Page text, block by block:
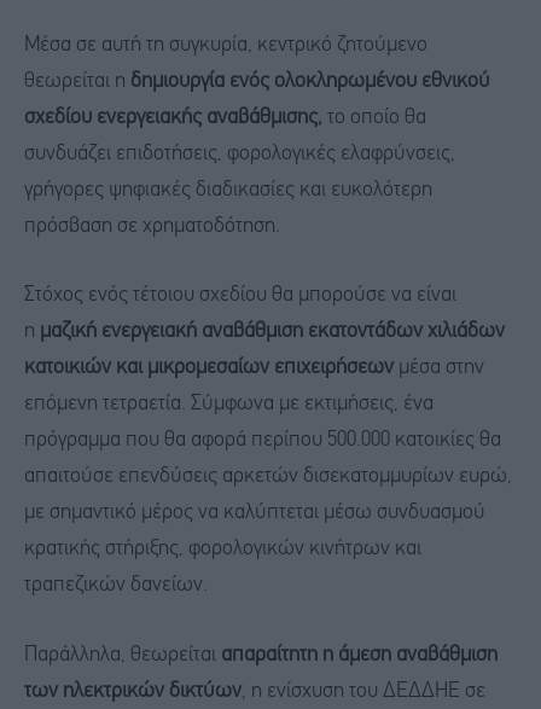
Μέσα σε αυτή τη συγκυρία, κεντρικό ζητούμενο
θεωρείται η δημιουργία ενός ολοκληρωμένου εθνικού
σχεδίου ενεργειακής αναβάθμισης, το οποίο θα
συνδυάζει επιδοτήσεις, φορολογικές ελαφρύνσεις,
γρήγορες ψηφιακές διαδικασίες και ευκολότερη
πρόσβαση σε χρηματοδότηση.
Στόχος ενός τέτοιου σχεδίου θα μπορούσε να είναι
η μαζική ενεργειακή αναβάθμιση εκατοντάδων χιλιάδων
κατοικιών και μικρομεσαίων επιχειρήσεων μέσα στην
επόμενη τετραετία. Σύμφωνα με εκτιμήσεις, ένα
πρόγραμμα που θα αφορά περίπου 500.000 κατοικίες θα
απαιτούσε επενδύσεις αρκετών δισεκατομμυρίων ευρώ,
με σημαντικό μέρος να καλύπτεται μέσω συνδυασμού
κρατικής στήριξης, φορολογικών κινήτρων και
τραπεζικών δανείων.
Παράλληλα, θεωρείται απαραίτητη η άμεση αναβάθμιση
των ηλεκτρικών δικτύων, η ενίσχυση του ΔΕΔΔΗΕ σε